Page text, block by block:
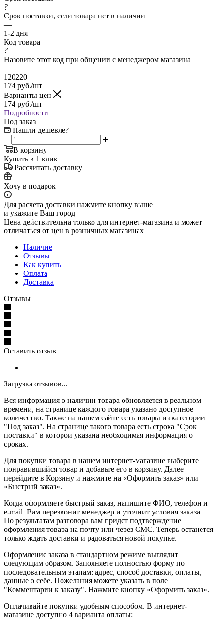
?
Срок поставки, если товара нет в наличии
—
1-2 дня
Код товара
?
Назовите этот код при общении с менеджером магазина
—
120220
174 руб./шт
Варианты цен
174 руб./шт
Подробности
Под заказ
Нашли дешевле?
В корзину
Купить в 1 клик
Рассчитать доставку
Хочу в подарок
Для расчета доставки нажмите кнопку выше
и укажите Ваш город
Цена действительна только для интернет-магазина и может
отличаться от цен в розничных магазинах
Наличие
Отзывы
Как купить
Оплата
Доставка
Отзывы
Оставить отзыв
Загрузка отзывов...
Вся информация о наличии товара обновляется в реальном
времени, на странице каждого товара указано доступное
количество. Также на нашем сайте есть товары из категории
"Под заказ". На странице такого товара есть строка "Срок
поставки" в которой указана необходимая информация о
сроках.
Для покупки товара в нашем интернет-магазине выберите
понравившийся товар и добавьте его в корзину. Далее
перейдите в Корзину и нажмите на «Оформить заказ» или
«Быстрый заказ».
Когда оформляете быстрый заказ, напишите ФИО, телефон и
e-mail. Вам перезвонит менеджер и уточнит условия заказа.
По результатам разговора вам придет подтверждение
оформления товара на почту или через СМС. Теперь останется
только ждать доставки и радоваться новой покупке.
Оформление заказа в стандартном режиме выглядит
следующим образом. Заполняете полностью форму по
последовательным этапам: адрес, способ доставки, оплаты,
данные о себе. Пожелания можете указать в поле
"Комментарии к заказу". Нажмите кнопку «Оформить заказ».
Оплачивайте покупки удобным способом. В интернет-
магазине доступно 4 варианта оплаты: